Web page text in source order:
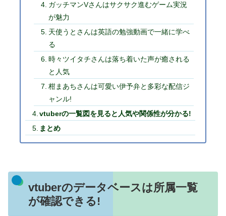
ガッチマンVさんはサクサク進むゲーム実況
が魅力
天使うとさんは英語の勉強動画で一緒に学べ
る
時々ツイタチさんは落ち着いた声が癒される
と人気
柑まあちさんは可愛い伊予弁と多彩な配信ジ
ャンル!
vtuberの一覧図を見ると人気や関係性が分かる!
まとめ
vtuberのデータベースは所属一覧
が確認できる!